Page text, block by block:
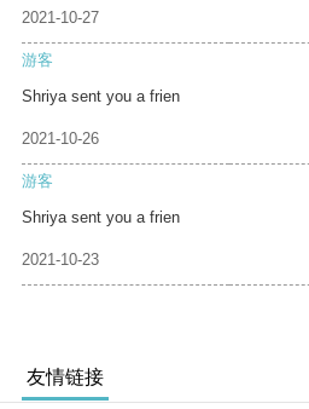
2021-10-27
游客
Shriya sent you a frien
2021-10-26
游客
Shriya sent you a frien
2021-10-23
友情链接